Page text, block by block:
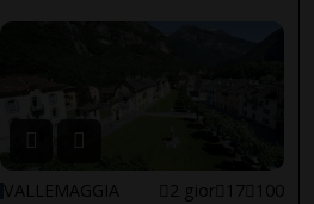
VALLEMAGGIA 2 gior 17 100